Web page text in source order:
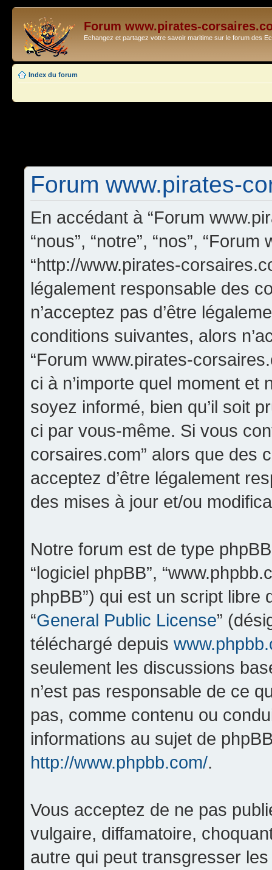
Forum www.pirates-
Echangez et partagez votre savoir maritime sur le forum des
Index du forum
Forum www.pirates-
En accédant à “Forum
“nous”, “notre”, “nos”,
“http://www.pirates-
légalement responsable des
n’acceptez pas d’être
conditions suivantes, alors
“Forum www.pirates-
ci à n’importe quel moment
soyez informé, bien qu’il soit
ci par vous-même. Si vous
corsaires.com” alors que des
acceptez d’être légalement
des mises à jour et/ou
Notre forum est de type phpBB
“logiciel phpBB”,
phpBB”) qui est un script
“General Public License”
téléchargé depuis
seulement les discussions
n’est pas responsable de ce
pas, comme contenu ou
informations au sujet de
http://www.phpbb.com/.
Vous acceptez de ne pas
vulgaire, diffamatoire,
autre qui peut transgresser